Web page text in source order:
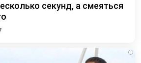
секунд, а смеяться
i